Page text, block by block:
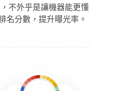
，不外乎是讓機器能更懂
名分數，提升曝光率。